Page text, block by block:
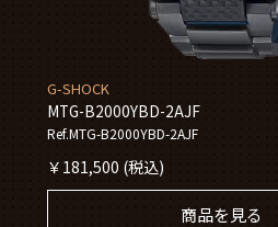
G-SHOCK
MTG-B2000YBD-2AJF
Ref.MTG-B2000YBD-2AJF
￥ 181,500 (税込)
商品を見る